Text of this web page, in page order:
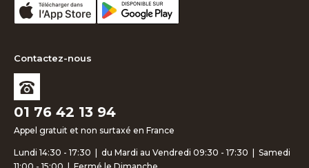
Contactez-nous
01 76 42 13 94
Appel gratuit et non surtaxé en France
Lundi 14:30 - 17:30 | du Mardi au Vendredi 09:30 - 17:30 | Samedi